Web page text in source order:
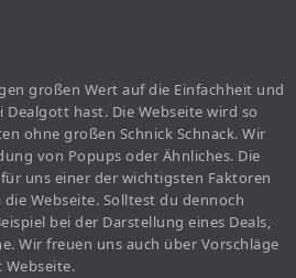
großen Wert auf die Einfachheit und
Dealgott hast. Die Webseite wird so
ohne großen Schnick Schnack. Wir
von Popups oder Ähnliches. Die
uns einer der wichtigsten Faktoren
Webseite. Solltest du dennoch
bei der Darstellung eines Deals,
Wir freuen uns auch über Vorschläge
Webseite.